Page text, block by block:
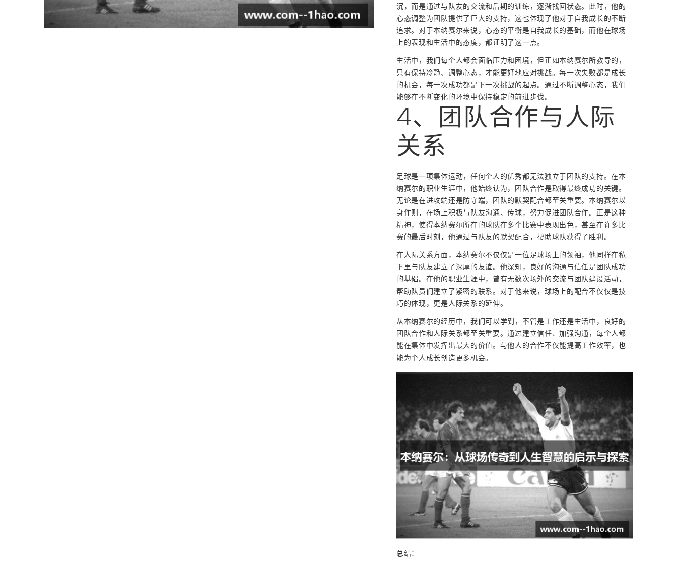
沉，而是通过与队友的交流和后期的训练，逐渐找回状态。此时，他的
心态调整为团队提供了巨大的支持，这也体现了他对于自我成长的不断
追求。对于本纳赛尔来说，心态的平衡是自我成长的基础，而他在球场
上的表现和生活中的态度，都证明了这一点。
生活中，我们每个人都会面临压力和困境，但正如本纳赛尔所教导的，
只有保持冷静、调整心态，才能更好地应对挑战。每一次失败都是成长
的机会，每一次成功都是下一次挑战的起点。通过不断调整心态，我们
能够在不断变化的环境中保持稳定的前进步伐。
4、团队合作与人际
关系
足球是一项集体运动，任何个人的优秀都无法独立于团队的支持。在本
纳赛尔的职业生涯中，他始终认为，团队合作是取得最终成功的关键。
无论是在进攻端还是防守端，团队的默契配合都至关重要。本纳赛尔以
身作则，在场上积极与队友沟通、传球，努力促进团队合作。正是这种
精神，使得本纳赛尔所在的球队在多个比赛中表现出色，甚至在许多比
赛的最后时刻，他通过与队友的默契配合，帮助球队获得了胜利。
在人际关系方面，本纳赛尔不仅仅是一位足球场上的领袖，他同样在私
下里与队友建立了深厚的友谊。他深知，良好的沟通与信任是团队成功
的基础。在他的职业生涯中，曾有无数次场外的交流与团队建设活动，
帮助队员们建立了紧密的联系。对于他来说，球场上的配合不仅仅是技
巧的体现，更是人际关系的延伸。
从本纳赛尔的经历中，我们可以学到，不管是工作还是生活中，良好的
团队合作和人际关系都至关重要。通过建立信任、加强沟通，每个人都
能在集体中发挥出最大的价值。与他人的合作不仅能提高工作效率，也
能为个人成长创造更多机会。
总结：